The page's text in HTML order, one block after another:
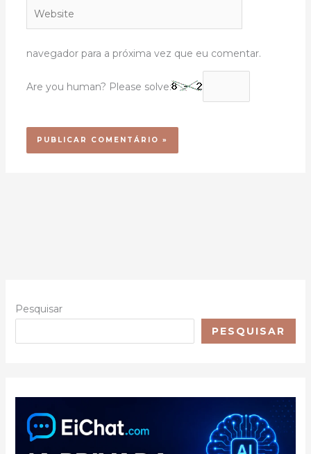
navegador para a próxima vez que eu comentar.
Are you human? Please solve:
Pesquisar
PESQUISAR